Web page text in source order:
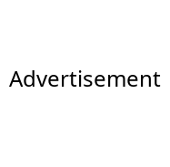
Advertisement